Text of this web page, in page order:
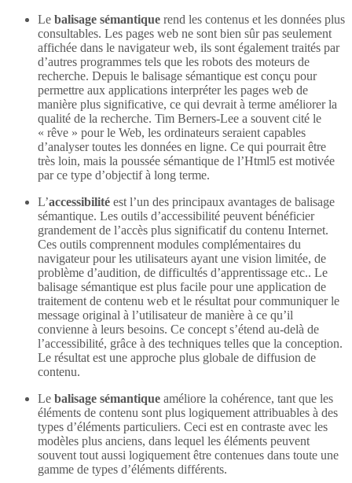
Le balisage sémantique rend les contenus et les données plus
consultables. Les pages web ne sont bien sûr pas seulement
affichée dans le navigateur web, ils sont également traités par
d’autres programmes tels que les robots des moteurs de
recherche. Depuis le balisage sémantique est conçu pour
permettre aux applications interpréter les pages web de
manière plus significative, ce qui devrait à terme améliorer la
qualité de la recherche. Tim Berners-Lee a souvent cité le
« rêve » pour le Web, les ordinateurs seraient capables
d’analyser toutes les données en ligne. Ce qui pourrait être
très loin, mais la poussée sémantique de l’Html5 est motivée
par ce type d’objectif à long terme.
L’accessibilité est l’un des principaux avantages de balisage
sémantique. Les outils d’accessibilité peuvent bénéficier
grandement de l’accès plus significatif du contenu Internet.
Ces outils comprennent modules complémentaires du
navigateur pour les utilisateurs ayant une vision limitée, de
problème d’audition, de difficultés d’apprentissage etc.. Le
balisage sémantique est plus facile pour une application de
traitement de contenu web et le résultat pour communiquer le
message original à l’utilisateur de manière à ce qu’il
convienne à leurs besoins. Ce concept s’étend au-delà de
l’accessibilité, grâce à des techniques telles que la conception.
Le résultat est une approche plus globale de diffusion de
contenu.
Le balisage sémantique améliore la cohérence, tant que les
éléments de contenu sont plus logiquement attribuables à des
types d’éléments particuliers. Ceci est en contraste avec les
modèles plus anciens, dans lequel les éléments peuvent
souvent tout aussi logiquement être contenues dans toute une
gamme de types d’éléments différents.